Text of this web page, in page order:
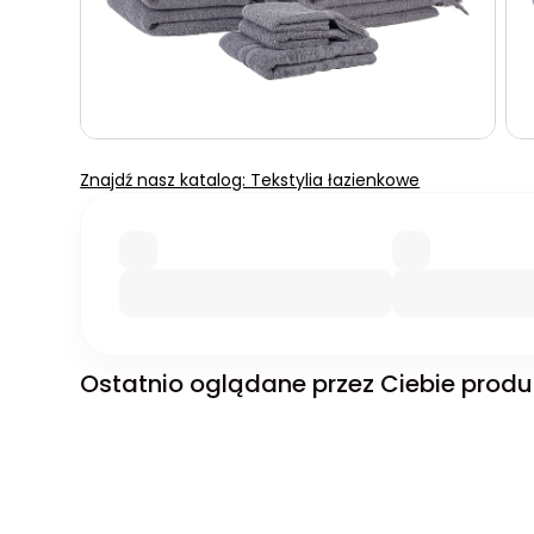
Znajdź nasz katalog: Tekstylia łazienkowe
Ostatnio oglądane przez Ciebie